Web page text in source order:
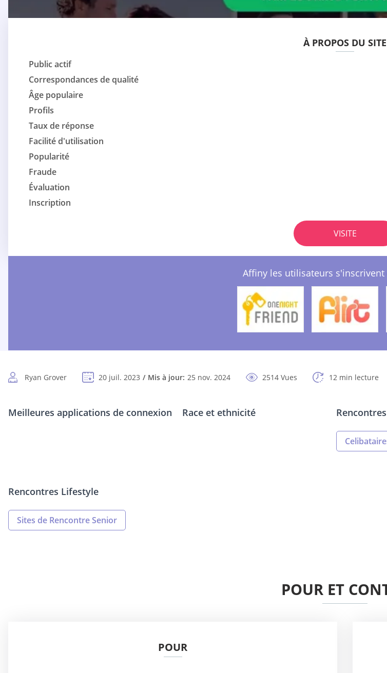
À PROPOS DU SITE
Public actif
Correspondances de qualité
Âge populaire
Profils
Taux de réponse
Facilité d'utilisation
Popularité
Fraude
Évaluation
Inscription
VISITE
Affiny les utilisateurs
Ryan Grover 20 juil. 2023 Mis à jour: 25 nov. 2024 2514 Vues 12 min lecture
Meilleures applications de connexion Race et ethnicité
Rencontres Lifestyle
Sites de Rencontre Senior
POUR ET
POUR